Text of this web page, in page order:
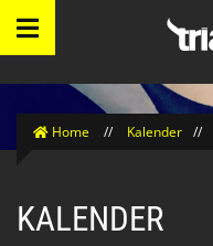
Home // Kalender //
KALENDER